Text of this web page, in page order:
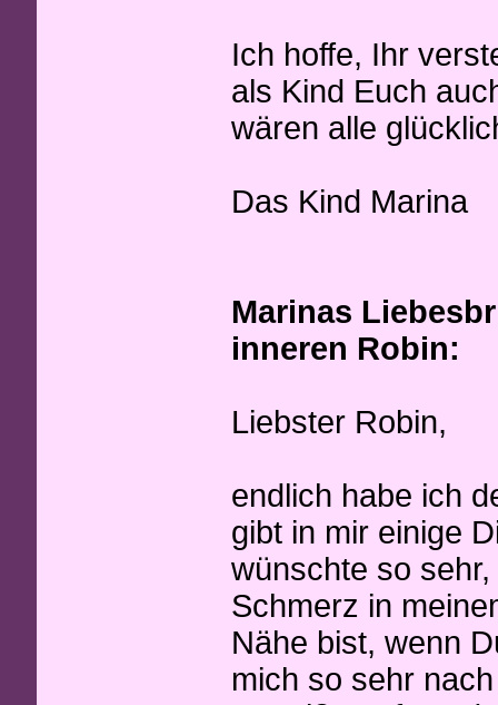
Ich hoffe, Ihr
als Kind Euch
wären alle
Das Kind Marina
Marinas
inneren Robin:
Liebster Robin,
endlich habe ich
gibt in mir einige
wünschte so
Schmerz in
Nähe bist, wenn
mich so sehr